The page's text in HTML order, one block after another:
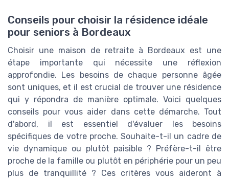
Conseils pour choisir la résidence idéale
pour seniors à Bordeaux
Choisir une maison de retraite à Bordeaux est une
étape importante qui nécessite une réflexion
approfondie. Les besoins de chaque personne âgée
sont uniques, et il est crucial de trouver une résidence
qui y répondra de manière optimale. Voici quelques
conseils pour vous aider dans cette démarche. Tout
d'abord, il est essentiel d'évaluer les besoins
spécifiques de votre proche. Souhaite-t-il un cadre de
vie dynamique ou plutôt paisible ? Préfère-t-il être
proche de la famille ou plutôt en périphérie pour un peu
plus de tranquillité ? Ces critères vous aideront à